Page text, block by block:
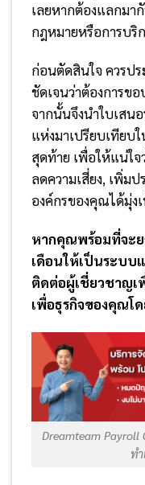
เลยหากต้องแลกมา
กฎหมายหรือการบริ
ก่อนตัดสินใจ ควรป
ชัดเจนว่าต้องการข
จากนั้นจึงนำใบเสน
แห่งมาเปรียบเทียบ
สุดท้าย เพื่อให้แน่ใ
ลดความเสี่ยง, เพิ่ม
องค์กรของคุณได้มุ่ง
หากคุณพร้อมที่จะย
เดือนให้เป็นระบบ
ติดต่อผู้เชี่ยวชาญเ
เพื่อธุรกิจของคุณโ
Dreamteam Payroll
ท